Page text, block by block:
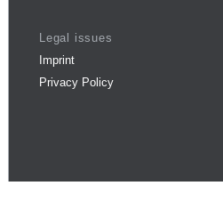
Legal issues
Imprint
Privacy Policy